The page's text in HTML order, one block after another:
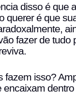
disso é que
querer é que
fazer de tudo
fazem isso?
encaixam dentro